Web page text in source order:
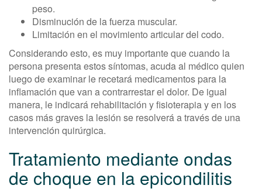
peso.
Disminución de la fuerza muscular.
Limitación en el movimiento articular del codo.
Considerando esto, es muy importante que cuando la
persona presenta estos síntomas, acuda al médico quien
luego de examinar le recetará medicamentos para la
inflamación que van a contrarrestar el dolor. De igual
manera, le indicará rehabilitación y fisioterapia y en los
casos más graves la lesión se resolverá a través de una
intervención quirúrgica.
Tratamiento mediante ondas
de choque en la epicondilitis